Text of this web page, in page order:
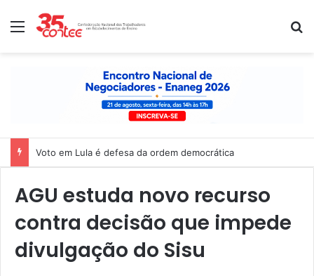
Menu
Voto em Lula é defesa da ordem democrática
AGU estuda novo recurso
contra decisão que impede
divulgação do Sisu